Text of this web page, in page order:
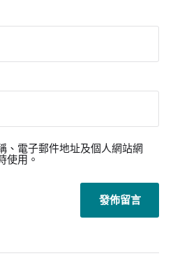
、電子郵件地址及個人網站網
使用。